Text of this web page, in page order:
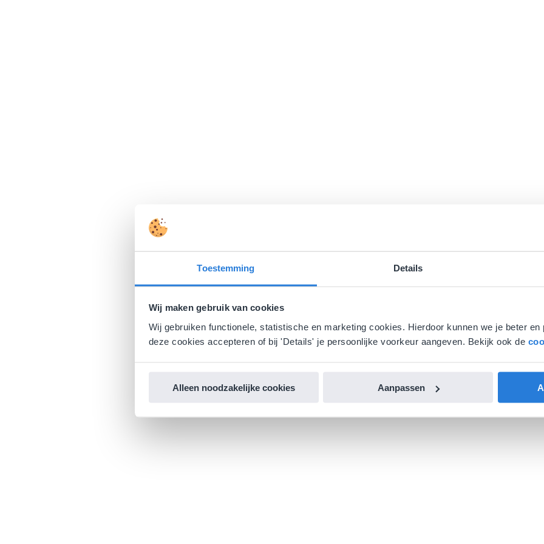
Toestemming Details
Wij maken gebruik van cookies
Wij gebruiken functionele, statistische en marketing cookies. Hierdoor kunnen we je beter
deze cookies accepteren of bij 'Details' je persoonlijke voorkeur aangeven. Bekijk ook de
Alleen noodzakelijke cookies Aanpassen